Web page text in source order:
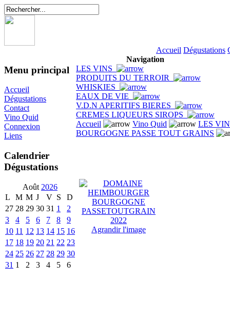
Accueil Dégustations
Menu principal
Accueil
Dégustations
Contact
Vino Quid
Connexion
Liens
Calendrier
Dégustations
Août 2026
L
M M J V S
D
27 28 29 30 31 1
2
3
4 5 6 7 8
9
10 11 12 13 14 15 16
17 18 19 20 21 22 23
24 25 26 27 28 29 30
31 1 2 3 4 5 6
Navigation
LES VINS
PRODUITS DU TERROIR
WHISKIES
EAUX DE VIE
V.D.N APERITIFS BIERES
CREMES LIQUEURS SIROPS
Accueil
Vino Quid
LES
BOURGOGNE PASSE TOUT GRAINS
Agrandir l'image